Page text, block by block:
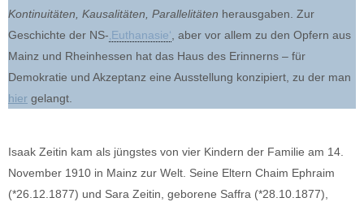
Kontinuitäten, Kausalitäten, Parallelitäten herausgaben. Zur
Geschichte der NS- ‚Euthanasie‘ , aber vor allem zu den Opfern aus
Mainz und Rheinhessen hat das Haus des Erinnerns – für
Demokratie und Akzeptanz eine Ausstellung konzipiert, zu der man
hier gelangt.
Isaak Zeitin kam als jüngstes von vier Kindern der Familie am 14.
November 1910 in Mainz zur Welt. Seine Eltern Chaim Ephraim
(*26.12.1877) und Sara Zeitin, geborene Saffra (*28.10.1877),